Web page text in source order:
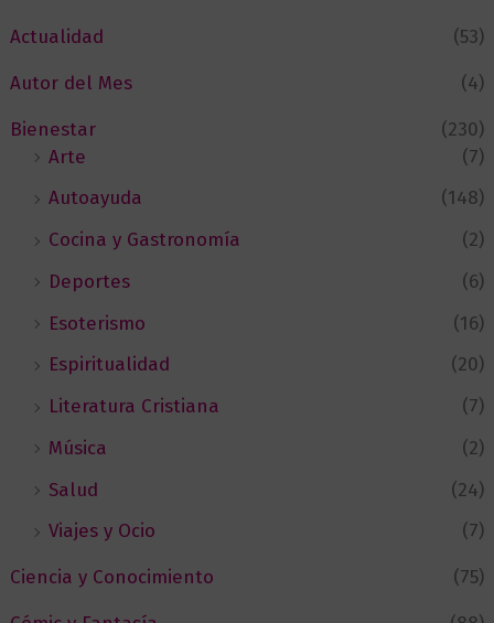
Actualidad
(53)
Autor del Mes
(4)
Bienestar
(230)
Arte
(7)
Autoayuda
(148)
Cocina y Gastronomía
(2)
Deportes
(6)
Esoterismo
(16)
Espiritualidad
(20)
Literatura Cristiana
(7)
Música
(2)
Salud
(24)
Viajes y Ocio
(7)
Ciencia y Conocimiento
(75)